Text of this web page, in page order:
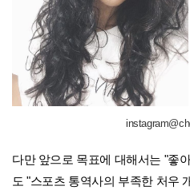
다만 앞으로 목표에 대해서는 "좋
도 "스포츠 통역사의 부족한 처우